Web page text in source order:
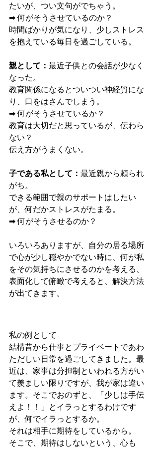
たいが、つい文句がでちゃう。
➡ 何がそうさせているのか？
時間ばかりが気になり、少しストレス
を抱えている毎日を過ごしている。
親として： 最近子供との会話が少なく
なった。
教育関係になるとついつい神経質にな
り、口をはさんでしまう。
➡ 何がそうさせているか？
教育は大切だと思っているが、伝わら
ない？
伝え方がうまくない。
子である私として： 最近親から頼られ
がち。
できる範囲で親のサポートはしたい
が、何だかストレスがたまる。
➡ 何がそうさせるのか？
いろいろありますが、自分の居る場所
で心が少し穏やかでない時に、何が私
をその気持ちにさせるのかを考える、
表面化して俯瞰で考えると、解決方法
が出てきます。
私の例として
結構昔から仕事とプライベートであわ
ただしい日常を過ごしてきました。最
近は、家事は分担制といわれる方がい
て羨ましい限りですが、我が家は違い
ます。そこでおのずと、「少しは手伝
えよ！！」とイラっとするわけです
が、何でイラっとするか。
それは相手に期待をしているから。
そこで、期待はしないという、心も